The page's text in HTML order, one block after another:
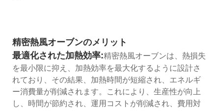
精密熱風オーブンのメリット
最適化された加熱効率:精密熱風オーブンは、熱損失
を最小限に抑え、加熱効率を最大化するように設計さ
れており、その結果、加熱時間が短縮され、エネルギ
ー消費量が削減されます。これにより、生産性が向上
し、時間が節約され、運用コストが削減され、費用対